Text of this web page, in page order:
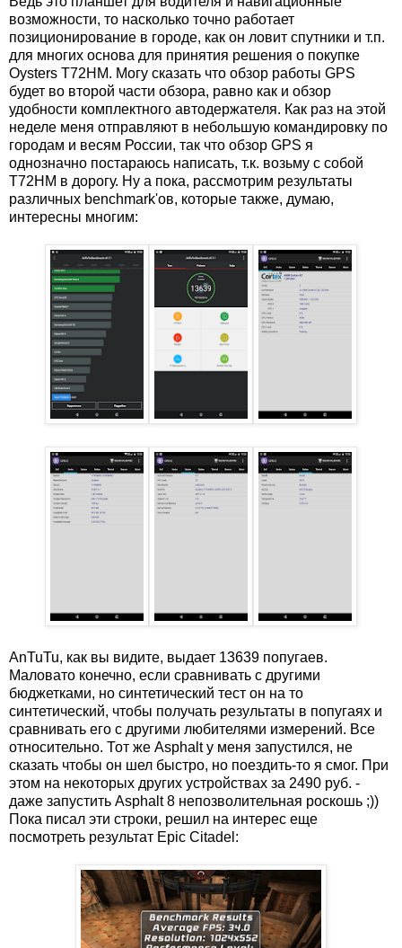
возможности, то насколько точно работает
позиционирование в городе, как он ловит спутники и т.п.
для многих основа для принятия решения о покупке
Oysters T72HM. Могу сказать что обзор работы GPS
будет во второй части обзора, равно как и обзор
удобности комплектного автодержателя. Как раз на этой
неделе меня отправляют в небольшую командировку по
городам и весям России, так что обзор GPS я
однозначно постараюсь написать, т.к. возьму с собой
T72HM в дорогу. Ну а пока, рассмотрим результаты
различных benchmark'ов, которые также, думаю,
интересны многим:
AnTuTu, как вы видите, выдает 13639 попугаев.
Маловато конечно, если сравнивать с другими
бюджетками, но синтетический тест он на то
синтетический, чтобы получать результаты в попугаях и
сравнивать его с другими любителями измерений. Все
относительно. Тот же Asphalt у меня запустился, не
сказать чтобы он шел быстро, но поездить-то я смог. При
этом на некоторых других устройствах за 2490 руб. -
даже запустить Asphalt 8 непозволительная роскошь ;))
Пока писал эти строки, решил на интерес еще
посмотреть результат Epic Citadel: